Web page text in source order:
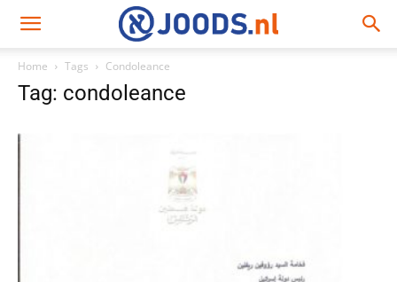
Home Tags Condoleance
Tag: condoleance